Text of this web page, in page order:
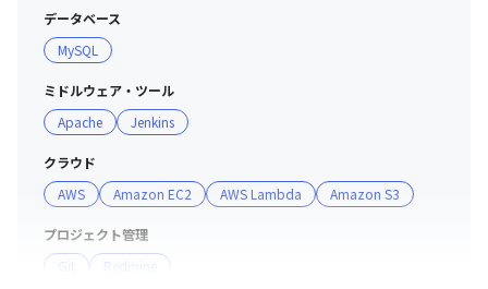
タントとの協業など、自社メンバーが多くを占める安定的
な開発環境が整っております。
同時に、設計から保守運用まで一気通貫で対応し、部門
全体のナレッジとすることで事業部全体での成長を目指し
ています。
【3】キャリアパスの広さ
LTSでは開発だけでなく、コンサルティング事業や
UI/UXデザインなども事業として推し進めており、職種間
でのキャリアチェンジが可能です。実際に、コンサルタン
データベース
MySQL
ミドルウェア・ツール
Apache
Jenkins
クラウド
AWS
Amazon EC2 AWS Lambda Amazon S3
プロジェクト管理
Git
Redmine